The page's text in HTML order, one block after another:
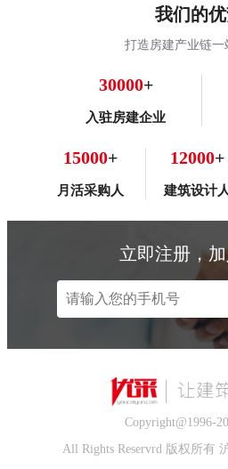
我们的
打造房建产业链一
30000+
入驻房建企业
15000+
月活采购人
12000+
建筑设计
立即注册，
Copyright@1996-
All Rights Reservrd 版权所有